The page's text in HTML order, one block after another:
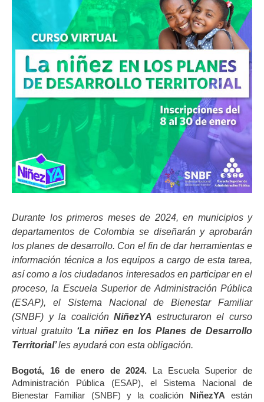
Durante los primeros meses de 2024, en municipios y
departamentos de Colombia se diseñarán y aprobarán
los planes de desarrollo. Con el fin de dar herramientas e
información técnica a los equipos a cargo de esta tarea,
así como a los ciudadanos interesados en participar en el
proceso, la Escuela Superior de Administración Pública
(ESAP), el Sistema Nacional de Bienestar Familiar
(SNBF) y la coaliciónNiñezYA estructuraron el curso
virtual gratuito ‘La niñez en los Planes de Desarrollo
Territorial’les ayudará con esta obligación.
Bogotá, 16 de enero de 2024. La Escuela Superior de
Administración Pública (ESAP), el Sistema Nacional de
Bienestar Familiar (SNBF) y la coalición NiñezYA están